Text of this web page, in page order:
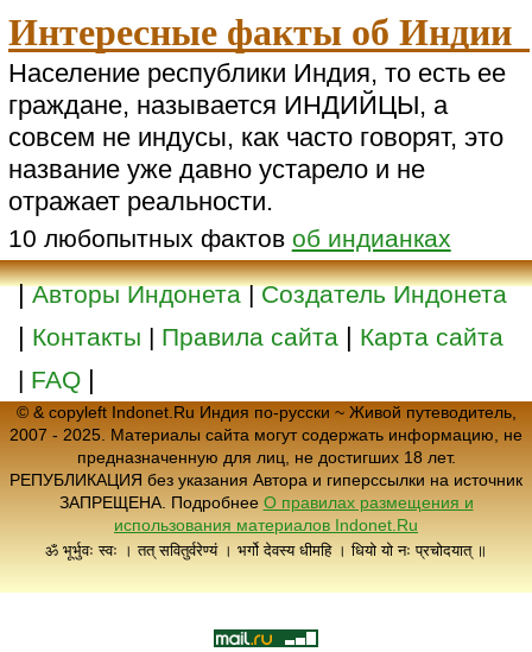
Интересные факты об Индии
Население республики Индия, то есть ее
граждане, называется ИНДИЙЦЫ, а
совсем не индусы, как часто говорят, это
название уже давно устарело и не
отражает реальности.
10 любопытных фактов об индианках
|Авторы Индонета|Создатель Индонета
| Контакты | Правила сайта | Карта сайта
| FAQ |
© & copyleft Indonet.Ru Индия по-русски ~ Живой путеводитель,
2007 - 2025. Материалы сайта могут содержать информацию, не
предназначенную для лиц, не достигших 18 лет.
РЕПУБЛИКАЦИЯ без указания Автора и гиперссылки на источник
ЗАПРЕЩЕНА. Подробнее О правилах размещения и
использования материалов Indonet.Ru
ॐ भूर्भुवः स्वः । तत् सवितुर्वरेण्यं । भर्गो देवस्य धीमहि । धियो यो नः प्रचोदयात् ॥